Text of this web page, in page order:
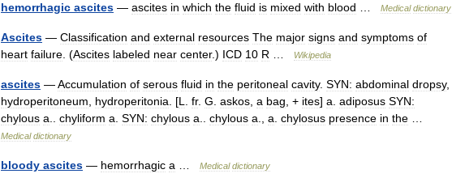
hemorrhagic ascites — ascites in which the fluid is mixed with blood Medical dictionary
Ascites — Classification and external resources The major signs and symptoms of
heart failure . (Ascites labeled near center.) ICD 10 R Wikipedia
ascites —Accumulation of serous fluid in the peritoneal cavity. SYN: abdominal dropsy,
hydroperitoneum
hydroperitonia . [L fr. G askos a bag , + ites] a adiposus SYN:
chylous a chyliform a SYN: chylous a chylous a a chylosus presence in the
Medical dictionary
bloody ascites — hemorrhagic a Medical dictionary